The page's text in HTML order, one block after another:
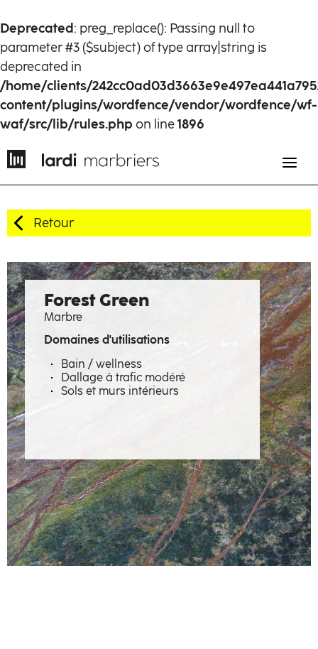
Deprecated: preg_replace(): Passing null to
parameter #3 ($subject) of type array|string is
deprecated in
/home/clients/
content/plugins/wordfence/vendor/wordfence/wf-
waf/src/lib/rules.php on line1896
Matières à émotions
Artisans
Contact
Retour
Forest Green
Marbre
Domaines d'utilisations
Bain / wellness
Dallage à trafic modéré
Sols et murs intérieurs